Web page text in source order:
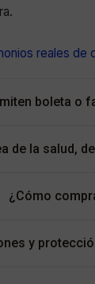
reales de
boleta o
de la salud,
¿Cómo
y